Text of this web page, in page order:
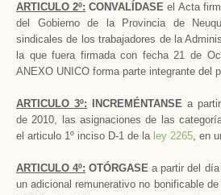
ARTICULO 2º: CONVALÍDASE el Acta
del Gobierno de la Provincia de
sindicales de los trabajadores de la
la que fuera firmada con fecha 21 de
ANEXO UNICO forma parte integrante del
ARTICULO 3º: INCREMÉNTANSEa partir
de 2010, las asignaciones de las
el articulo 1º inciso D-1 de la ley 2265, en
ARTICULO 4º: OTÓRGASE a partir del día
un adicional remunerativo no bonificable